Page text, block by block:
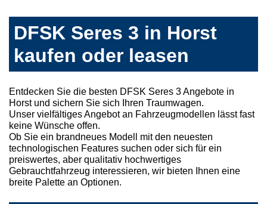
DFSK Seres 3 in Horst
kaufen oder leasen
Entdecken Sie die besten DFSK Seres 3 Angebote in
Horst und sichern Sie sich Ihren Traumwagen.
Unser vielfältiges Angebot an Fahrzeugmodellen lässt fast
keine Wünsche offen.
Ob Sie ein brandneues Modell mit den neuesten
technologischen Features suchen oder sich für ein
preiswertes, aber qualitativ hochwertiges
Gebrauchtfahrzeug interessieren, wir bieten Ihnen eine
breite Palette an Optionen.